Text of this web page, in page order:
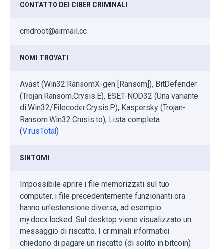
CONTATTO DEI CIBER CRIMINALI
cmdroot@airmail.cc
NOMI TROVATI
Avast (Win32:RansomX-gen [Ransom]), BitDefender
(Trojan.Ransom.Crysis.E), ESET-NOD32 (Una variante
di Win32/Filecoder.Crysis.P), Kaspersky (Trojan-
Ransom.Win32.Crusis.to), Lista completa
(VirusTotal)
SINTOMI
Impossibile aprire i file memorizzati sul tuo
computer, i file precedentemente funzionanti ora
hanno un'estensione diversa, ad esempio
my.docx.locked. Sul desktop viene visualizzato un
messaggio di riscatto. I criminali informatici
chiedono di pagare un riscatto (di solito in bitcoin)